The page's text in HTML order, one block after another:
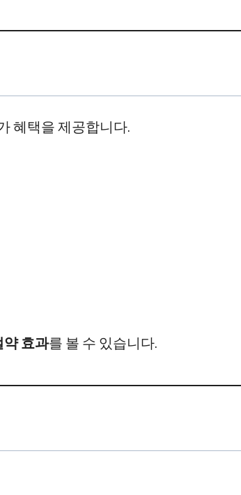
혜택을 제공합니다.
효과를 볼 수 있습니다.